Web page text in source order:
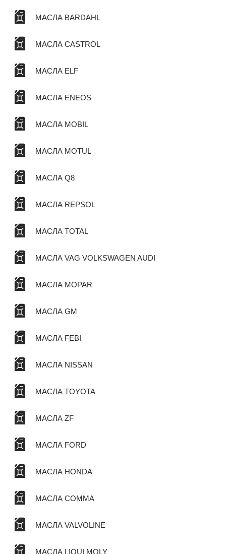
МАСЛА BARDAHL
МАСЛА CASTROL
МАСЛА ELF
МАСЛА ENEOS
МАСЛА MOBIL
МАСЛА MOTUL
МАСЛА Q8
МАСЛА REPSOL
МАСЛА TOTAL
МАСЛА VAG VOLKSWAGEN AUDI
МАСЛА MOPAR
МАСЛА GM
МАСЛА FEBI
МАСЛА NISSAN
МАСЛА TOYOTA
МАСЛА ZF
МАСЛА FORD
МАСЛА HONDA
МАСЛА COMMA
МАСЛА VALVOLINE
МАСЛА LIQUI MOLY